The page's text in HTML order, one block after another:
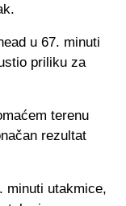
u 67. minuti
priliku za
terenu
rezultat
minuti utakmice,